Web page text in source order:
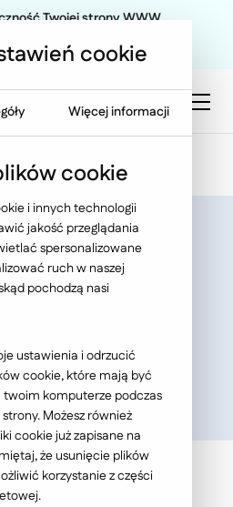
Twojej strony WWW
publikacje
RODO
sfinansowanie
ryzykiem wycieku lub
prywatności...
cookie
Więcej informacji
cookie
i innych technologii
jakość przeglądania
spersonalizowane
ruch w naszej
pochodzą nasi
ustawienia i odrzucić
cookie, które mają być
komputerze podczas
Możesz również
cookie już zapisane na
że usunięcie plików
korzystanie z części